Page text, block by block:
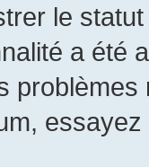
le
a été